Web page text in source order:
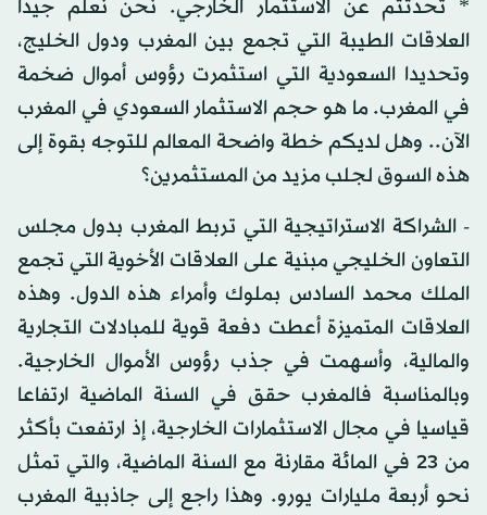
* تحدثتم عن الاستثمار الخارجي. نحن نعلم جيدا
العلاقات الطيبة التي تجمع بين المغرب ودول الخليج،
وتحديدا السعودية التي استثمرت رؤوس أموال ضخمة
في المغرب. ما هو حجم الاستثمار السعودي في المغرب
الآن.. وهل لديكم خطة واضحة المعالم للتوجه بقوة إلى
هذه السوق لجلب مزيد من المستثمرين؟
- الشراكة الاستراتيجية التي تربط المغرب بدول مجلس
التعاون الخليجي مبنية على العلاقات الأخوية التي تجمع
الملك محمد السادس بملوك وأمراء هذه الدول. وهذه
العلاقات المتميزة أعطت دفعة قوية للمبادلات التجارية
والمالية، وأسهمت في جذب رؤوس الأموال الخارجية.
وبالمناسبة فالمغرب حقق في السنة الماضية ارتفاعا
قياسيا في مجال الاستثمارات الخارجية، إذ ارتفعت بأكثر
من 23 في المائة مقارنة مع السنة الماضية، والتي تمثل
نحو أربعة مليارات يورو. وهذا راجع إلى جاذبية المغرب